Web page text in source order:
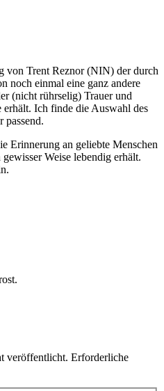
von Trent Reznor (NIN) der durch
noch einmal eine ganz andere
(nicht rührselig) Trauer und
Ich finde die Auswahl des
passend.
Erinnerung an geliebte Menschen
Weise lebendig erhält.
veröffentlicht. Erforderliche